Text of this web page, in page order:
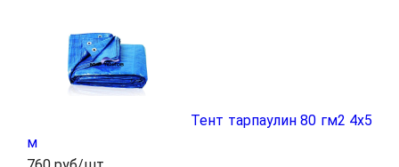
Тент тарпаулин 80 гм2 4х5
м